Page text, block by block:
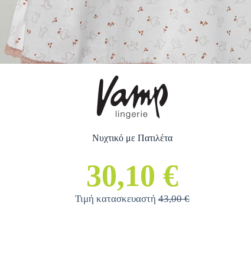
Νυχτικό με Πατιλέτα
30,10 €
Τιμή κατασκευαστή43,00 €